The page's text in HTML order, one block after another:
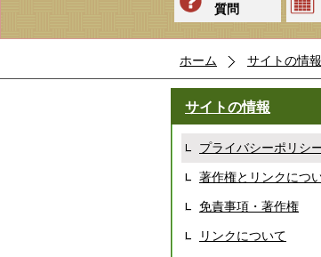
質問
ホーム サイトの情報
サイトの情報
プライバシーポリシ
著作権とリンクにつ
免責事項・著作権
リンクについて